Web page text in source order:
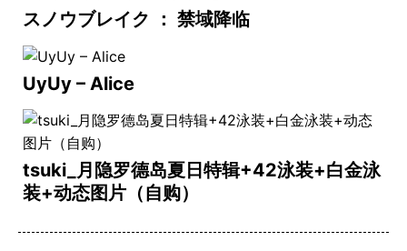
スノウブレイク ： 禁域降临
UyUy – Alice
tsuki_月隐罗德岛夏日特辑+42泳装+白金泳
装+动态图片（自购）